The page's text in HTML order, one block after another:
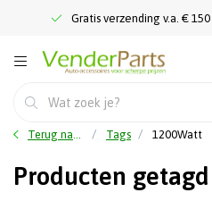
Gratis verzending v.a. €
Terug naar home Tags 1200Watt
Producten